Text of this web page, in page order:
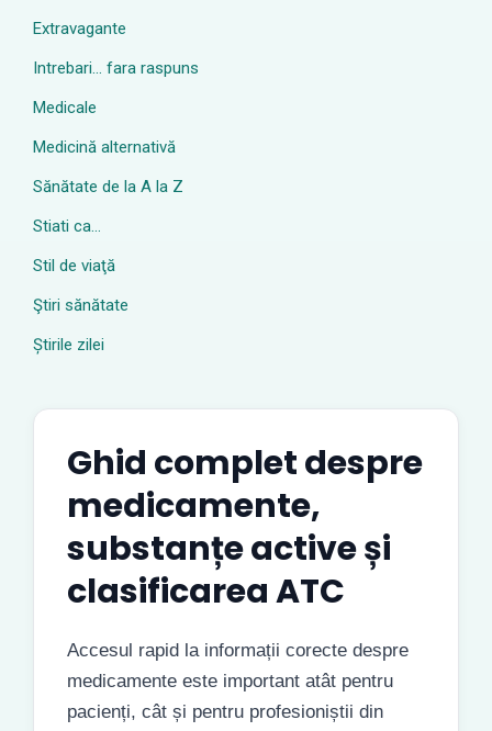
Extravagante
Intrebari… fara raspuns
Medicale
Medicină alternativă
Sănătate de la A la Z
Stiati ca…
Stil de viaţă
Ştiri sănătate
Știrile zilei
Ghid complet despre
medicamente,
substanțe active și
clasificarea ATC
Accesul rapid la informații corecte despre
medicamente este important atât pentru
pacienți, cât și pentru profesioniștii din